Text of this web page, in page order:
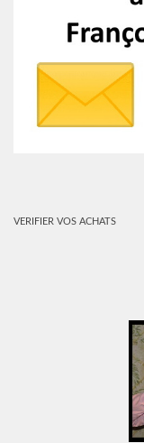
VERIFIER VOS ACHATS